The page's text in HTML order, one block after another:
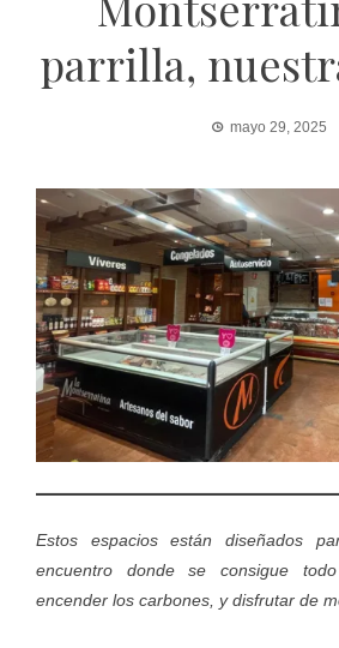
parrilla,
mayo 29, 2025
Estos espacios están diseñados
encuentro donde se consigue
encender los carbones, y disfrutar de